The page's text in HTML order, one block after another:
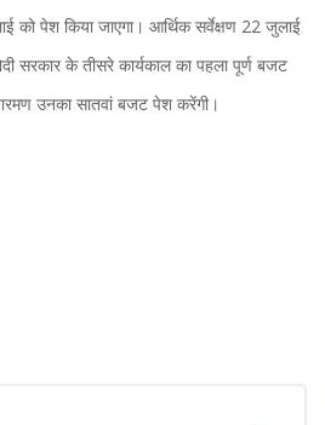
पेश किया जाएगा। आर्थिक सर्वेक्षण 22 जुलाई
सरकार के तीसरे कार्यकाल का पहला पूर्ण बजट
उनका सातवां बजट पेश करेंगी।